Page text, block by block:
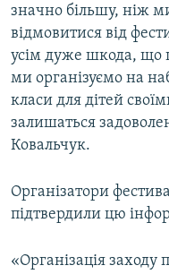
значно більшу, ніж
відмовитися від
усім дуже шкода, що
ми організуємо на
класи для дітей
залишаться
Ковальчук.
Організатори
підтвердили цю
«Організація заходу